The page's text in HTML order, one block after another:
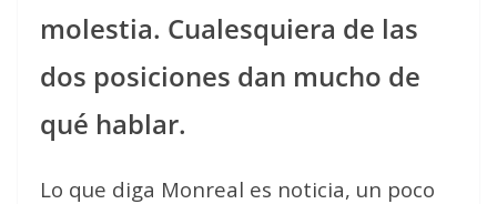
molestia. Cualesquiera de las
dos posiciones dan mucho de
qué hablar.
Lo que diga Monreal es noticia, un poco